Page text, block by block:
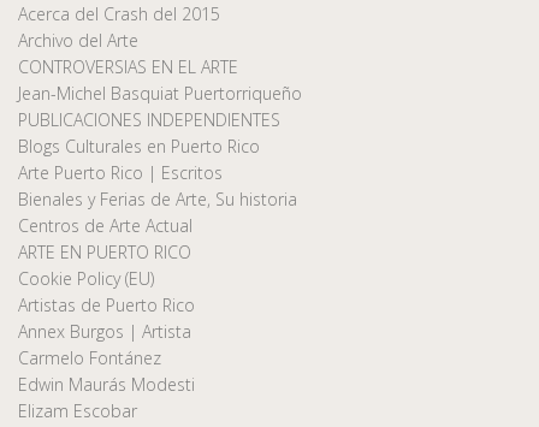
Acerca del Crash del 2015
Archivo del Arte
CONTROVERSIAS EN EL ARTE
Jean-Michel Basquiat Puertorriqueño
PUBLICACIONES INDEPENDIENTES
Blogs Culturales en Puerto Rico
Arte Puerto Rico | Escritos
Bienales y Ferias de Arte, Su historia
Centros de Arte Actual
ARTE EN PUERTO RICO
Cookie Policy (EU)
Artistas de Puerto Rico
Annex Burgos | Artista
Carmelo Fontánez
Edwin Maurás Modesti
Elizam Escobar